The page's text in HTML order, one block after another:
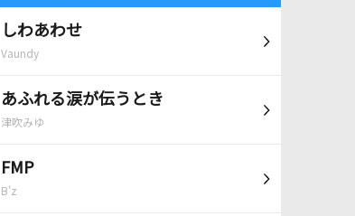
しわあわせ
Vaundy
あふれる涙が伝うとき
津吹みゆ
FMP
B'z